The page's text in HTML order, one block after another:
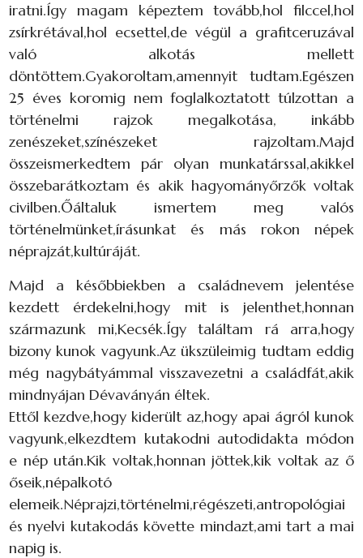
iratni.Így magam képeztem tovább,hol filccel,hol
zsírkrétával,hol ecsettel,de végül a grafitceruzával
való alkotás mellett
döntöttem.Gyakoroltam,amennyit tudtam.Egészen
25 éves koromig nem foglalkoztatott túlzottan a
történelmi rajzok megalkotása, inkább
zenészeket,színészeket rajzoltam.Majd
összeismerkedtem pár olyan munkatárssal,akikkel
összebarátkoztam és akik hagyományőrzők voltak
civilben.Őáltaluk ismertem meg valós
történelmünket,írásunkat és más rokon népek
néprajzát,kultúráját.
Majd a későbbiekben a családnevem jelentése
kezdett érdekelni,hogy mit is jelenthet,honnan
származunk mi,Kecsék.Így találtam rá arra,hogy
bizony kunok vagyunk.Az ükszüleimig tudtam eddig
még nagybátyámmal visszavezetni a családfát,akik
mindnyájan Dévaványán éltek.
Ettől kezdve,hogy kiderült az,hogy apai ágról kunok
vagyunk,elkezdtem kutakodni autodidakta módon
e nép után.Kik voltak,honnan jöttek,kik voltak az ő
őseik,népalkotó
elemeik.Néprajzi,történelmi,régészeti,antropológiai
és nyelvi kutakodás követte mindazt,ami tart a mai
napig is.